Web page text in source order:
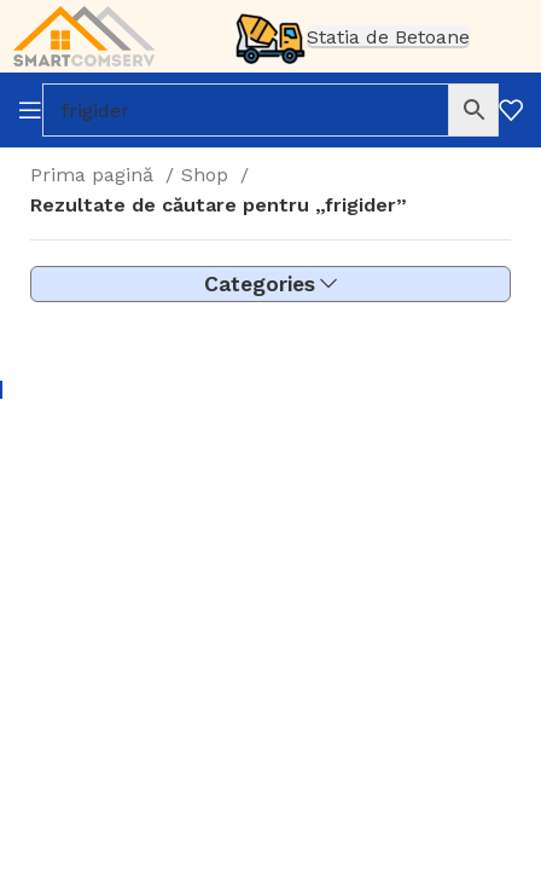
Statia de Betoane
Prima pagină
Shop
Rezultate de căutare pentru „frigider”
Categories